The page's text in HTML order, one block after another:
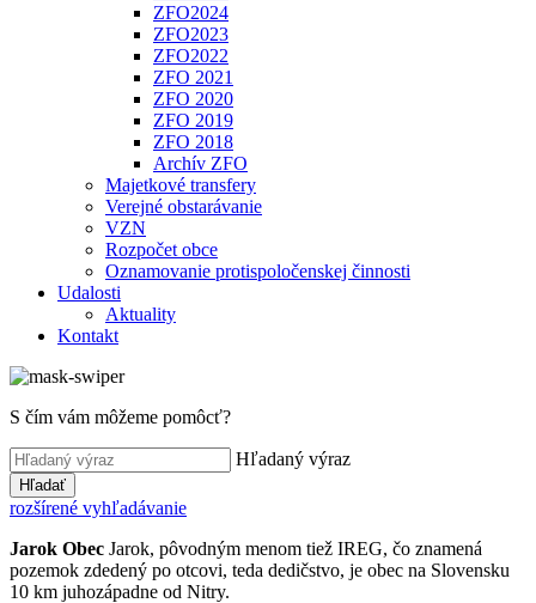
ZFO2024
ZFO2023
ZFO2022
ZFO 2021
ZFO 2020
ZFO 2019
ZFO 2018
Archív ZFO
Majetkové transfery
Verejné obstarávanie
VZN
Rozpočet obce
Oznamovanie protispoločenskej činnosti
Udalosti
Aktuality
Kontakt
S čím vám môžeme pomôcť?
Hľadaný výraz
Hľadať
rozšírené vyhľadávanie
Jarok Obec Jarok, pôvodným menom tiež IREG, čo znamená
pozemok zdedený po otcovi, teda dedičstvo, je obec na Slovensku
10 km juhozápadne od Nitry.